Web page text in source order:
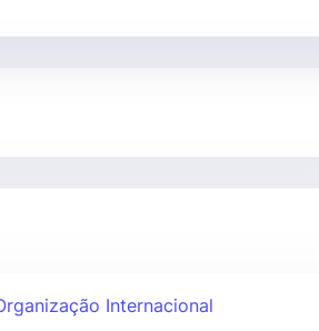
Internacional